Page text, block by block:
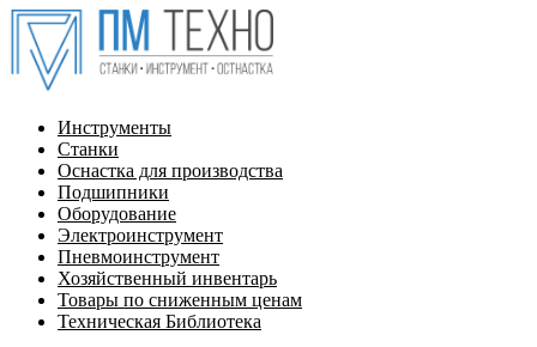
Инструменты
Станки
Оснастка для производства
Подшипники
Оборудование
Электроинструмент
Пневмоинструмент
Хозяйственный инвентарь
Товары по сниженным ценам
Техническая Библиотека